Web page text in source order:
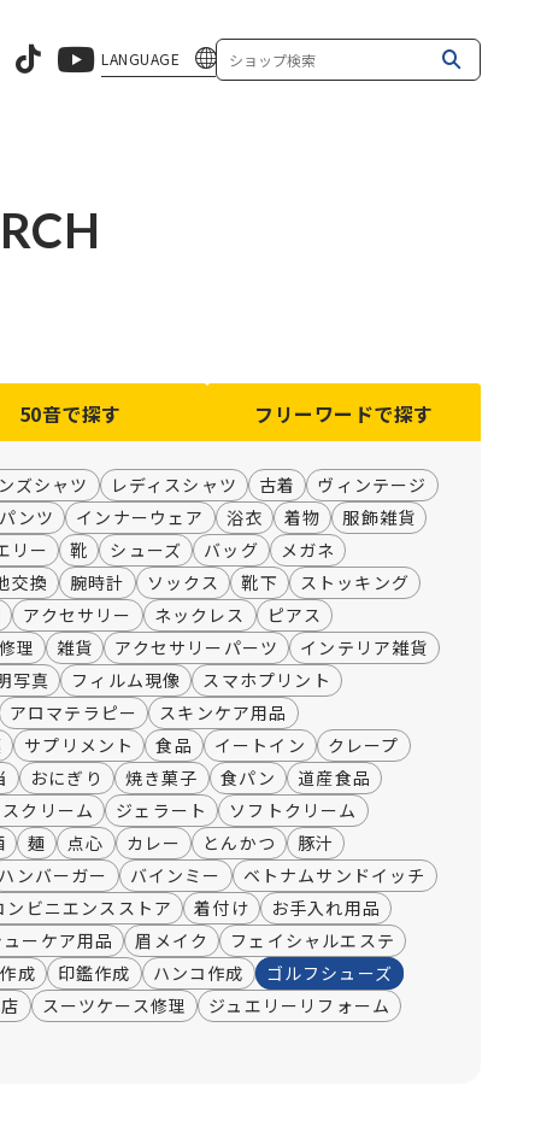
LANGUAGE
50音で探す フリーワードで探す
ズシャツ レディスシャツ 古着
ヴィンテージ
ンツ インナーウェア 浴衣 着物
服飾雑貨
リー 靴 シューズ バッグ
メガネ
交換 腕時計 ソックス 靴下
ストッキング
アクセサリー ネックレス
ピアス
理 雑貨 アクセサリーパーツ
インテリア雑貨
写真 フィルム現像
スマホプリント
アロマテラピー
スキンケア用品
サプリメント 食品 イートイン
クレープ
おにぎり 焼き菓子 食パン
道産食品
クリーム ジェラート
ソフトクリーム
麺 点心 カレー とんかつ
豚汁
ハンバーガー バインミー
ベトナムサンドイッチ
ンビニエンスストア 着付け
お手入れ用品
ューケア用品 眉メイク
フェイシャルエステ
成 印鑑作成 ハンコ作成
ゴルフシューズ
スーツケース修理
ジュエリーリフォーム